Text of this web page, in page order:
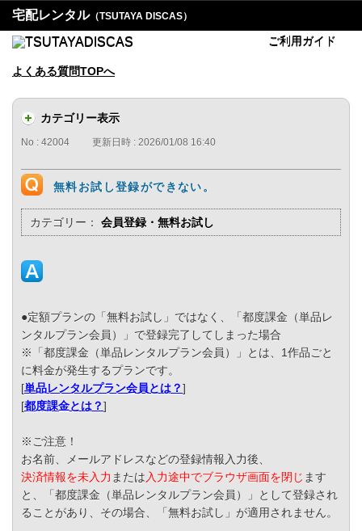
宅配レンタル（TSUTAYA DISCAS）
ご利用ガイド
よくある質問TOPへ
カテゴリー表示
No : 42004 更新日時 : 2026/01/08 16:40
無料お試し登録ができない。
カテゴリー： 会員登録・無料お試し
●定額プランの「無料お試し」ではなく、「都度課金（単品レ
ンタルプラン会員）」で登録完了してしまった場合
※「都度課金（単品レンタルプラン会員）」とは、1作品ごと
に料金が発生するプランです。
[単品レンタルプラン会員とは？]
[都度課金とは？]
※ご注意！
お名前、メールアドレスなどの登録情報入力後、
決済情報を未入力 または入力途中でブラウザ画面を閉じ ます
と、「都度課金（単品レンタルプラン会員）」として登録され
ることがあり、その場合、「無料お試し」が適用されません。